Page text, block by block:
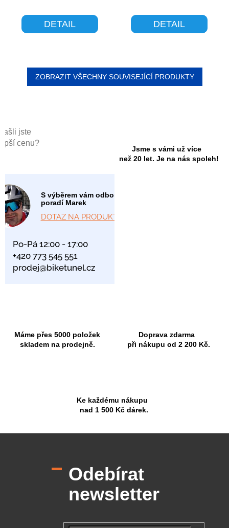
jste
cenu?
S výběrem vám odborně
poradí Marek
DOTAZ NA PRODUKT
Po-Pá 12:00 - 17:00
+420 773 545 551
prodej@biketunel.cz
Jsme s vámi už více
než 20 let. Je na nás spoleh!
Máme přes 5000 položek
skladem na prodejně.
Doprava zdarma
při nákupu od 2 200 Kč.
Ke každému nákupu
nad 1 500 Kč dárek.
DETAIL DETAIL
ZOBRAZIT VŠECHNY SOUVISEJÍCÍ PRODUKTY
Odebírat
newsletter